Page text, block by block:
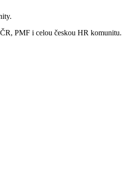
PMF i celou českou HR komunitu.